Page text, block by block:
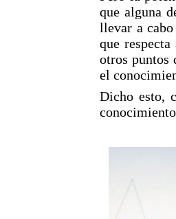
que alguna
llevar a
que
otros puntos
el
Dicho esto,